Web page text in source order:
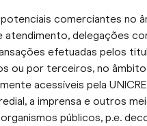
comerciantes
delegações
efetuadas pelos
ou por terceiros, no
acessíveis pela
a imprensa e outros
públicos, p.e.